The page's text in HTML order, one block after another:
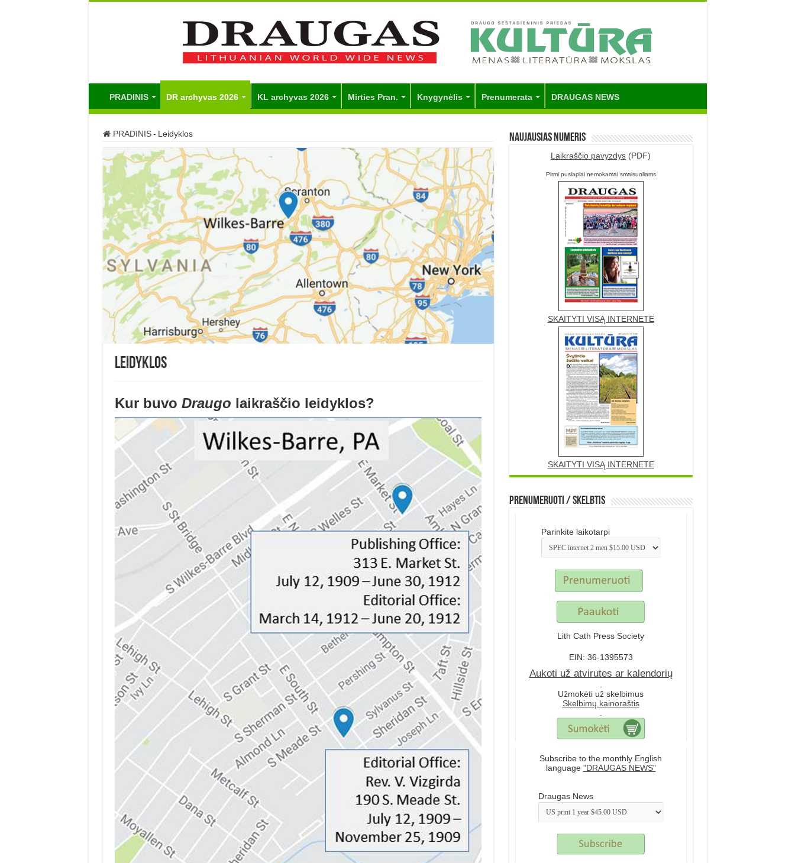
PRADINIS DR archyvas 2026 KL archyvas 2026 Mirties Pran. Knygynėlis Prenumerata DRAUGAS NEWS
PRADINIS - Leidyklos
Leidyklos
Kur buvo Draugo laikraščio leidyklos?
Naujausias numeris
Laikraščio pavyzdys (PDF)
Pirmi puslapiai nemokamai smalsuoliams
SKAITYTI VISĄ INTERNETE
SKAITYTI VISĄ INTERNETE
Prenumeruoti / Skelbtis
Parinkite laikotarpi
Lith Cath Press Society
EIN: 36-1395573
Aukoti už atvirutes ar kalendorių
.
Užmokėti už skelbimus
Skelbimų kainoraštis
.
Subscribe to the monthly English
language "DRAUGAS NEWS"
Draugas News